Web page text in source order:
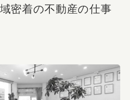
密着の不動産の仕事